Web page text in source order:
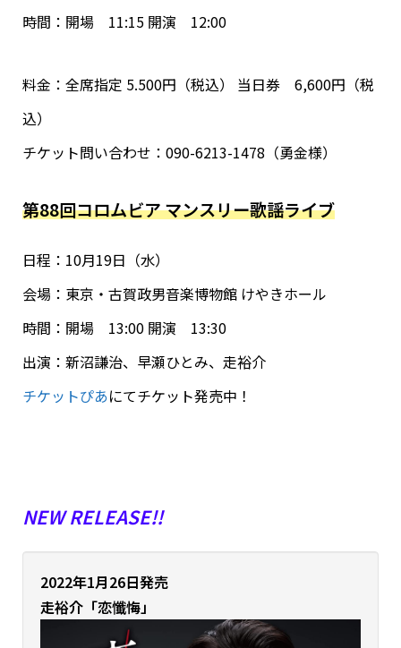
時間：開場 11:15 開演 12:00
料金：全席指定 5.500円（税込） 当日券 6,600円（税
込）
チケット問い合わせ：090-6213-1478（勇金様）
第88回コロムビア マンスリー歌謡ライブ
日程：10月19日（水）
会場：東京・古賀政男音楽博物館 けやきホール
時間：開場 13:00 開演 13:30
出演：新沼謙治、早瀬ひとみ、走裕介
チケットぴあにてチケット発売中！
NEW RELEASE!!
2022年1月26日発売
走裕介「恋懺悔」